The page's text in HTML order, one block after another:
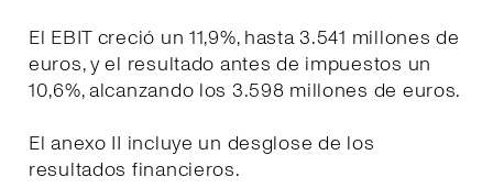
El EBIT creció un 11,9%, hasta 3.541 millones de
euros, y el resultado antes de impuestos un
10,6%, alcanzando los 3.598 millones de euros.
El anexo II incluye un desglose de los
resultados financieros.